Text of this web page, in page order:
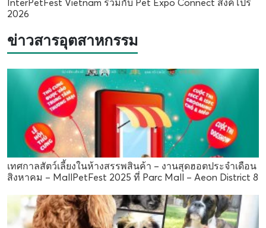
2026
ข่าวสารอุตสาหกรรม
เทศกาลสัตว์เลี้ยงในห้างสรรพสินค้า – งานสุดฮอตประจำเดือน
สิงหาคม – MallPetFest 2025 ที่ Parc Mall – Aeon District 8